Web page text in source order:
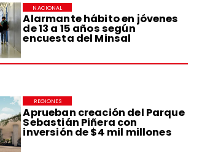
Alarmante hábito en jóvenes
de 13 a 15 años según
encuesta del Minsal
NACIONAL
Aprueban creación del Parque
Sebastián Piñera con
inversión de $4 mil millones
REGIONES